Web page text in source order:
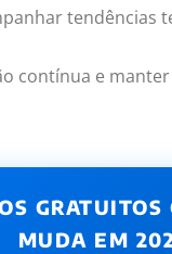
tendências
contínua e
MUDA EM